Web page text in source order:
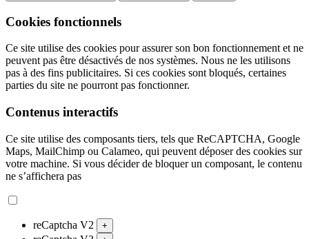
Cookies fonctionnels
Ce site utilise des cookies pour assurer son bon fonctionnement et ne
peuvent pas être désactivés de nos systèmes. Nous ne les utilisons
pas à des fins publicitaires. Si ces cookies sont bloqués, certaines
parties du site ne pourront pas fonctionner.
Contenus interactifs
Ce site utilise des composants tiers, tels que ReCAPTCHA, Google
Maps, MailChimp ou Calameo, qui peuvent déposer des cookies sur
votre machine. Si vous décider de bloquer un composant, le contenu
ne s’affichera pas
reCaptcha V2 +